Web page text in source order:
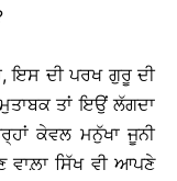
ਇਸ ਦੀ ਪਰਖ ਗੁਰੂ ਦੀ
ਤਾਂ ਇਉਂ ਲੱਗਦਾ
ਕੇਵਲ ਮਨੁੱਖਾ ਜੂਨੀ
ਵਾਲ਼ਾ ਸਿੱਖ ਵੀ ਆਪਣੇ